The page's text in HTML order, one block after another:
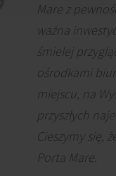
Mare z
ważna
śmielej
ośrodkami
miejscu, na
przyszłych
Cieszymy się,
Porta Mare.